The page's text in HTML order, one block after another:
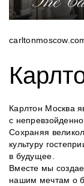
Карлтон Москва
с
Сохраняя
культуру
в будущее.
Вместе мы
нашим мечтам о